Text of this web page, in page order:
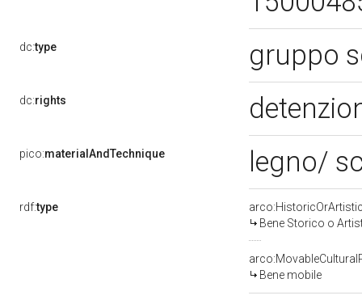
dc:type gruppo
dc:rights
pico:materialAndTechnique legno/
rdf:type
Bene Storico o
Bene mobile